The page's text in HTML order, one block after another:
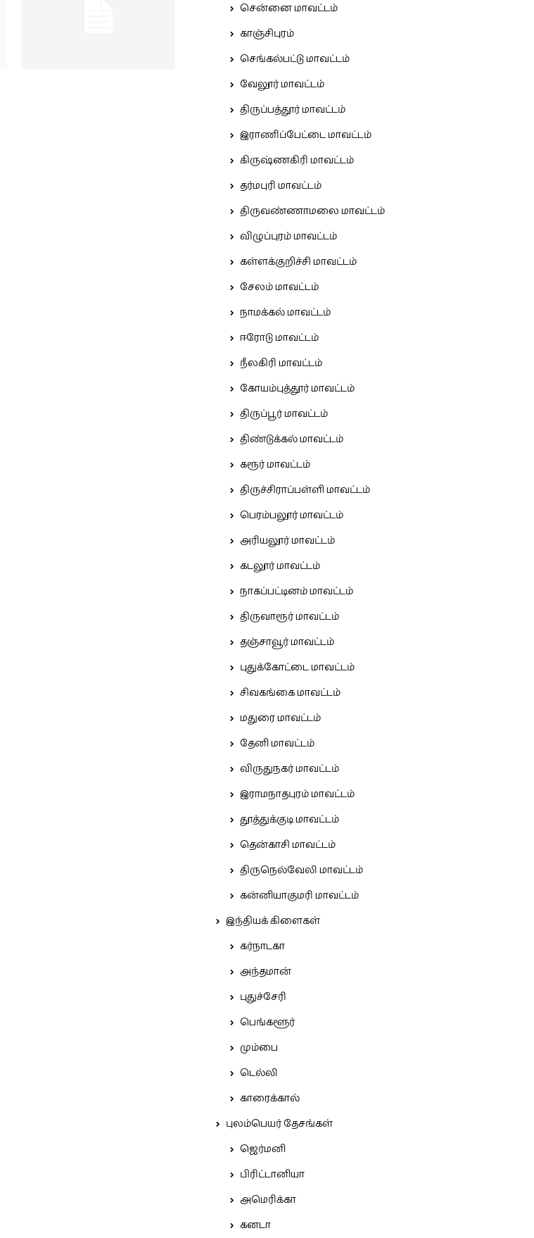
சென்னை மாவட்டம்
காஞ்சிபுரம்
செங்கல்பட்டு மாவட்டம்
வேலூர் மாவட்டம்
திருப்பத்தூர் மாவட்டம்
இராணிப்பேட்டை மாவட்டம்
கிருஷ்ணகிரி மாவட்டம்
தர்மபுரி மாவட்டம்
திருவண்ணாமலை மாவட்டம்
விழுப்புரம் மாவட்டம்
கள்ளக்குறிச்சி மாவட்டம்
சேலம் மாவட்டம்
நாமக்கல் மாவட்டம்
ஈரோடு மாவட்டம்
நீலகிரி மாவட்டம்
கோயம்புத்தூர் மாவட்டம்
திருப்பூர் மாவட்டம்
திண்டுக்கல் மாவட்டம்
கரூர் மாவட்டம்
திருச்சிராப்பள்ளி மாவட்டம்
பெரம்பலூர் மாவட்டம்
அரியலூர் மாவட்டம்
கடலூர் மாவட்டம்
நாகப்பட்டினம் மாவட்டம்
திருவாரூர் மாவட்டம்
தஞ்சாவூர் மாவட்டம்
புதுக்கோட்டை மாவட்டம்
சிவகங்கை மாவட்டம்
மதுரை மாவட்டம்
தேனி மாவட்டம்
விருதுநகர் மாவட்டம்
இராமநாதபுரம் மாவட்டம்
தூத்துக்குடி மாவட்டம்
தென்காசி மாவட்டம்
திருநெல்வேலி மாவட்டம்
கன்னியாகுமரி மாவட்டம்
இந்தியக் கிளைகள்
கர்நாடகா
அந்தமான்
புதுச்சேரி
பெங்களூர்
மும்பை
டெல்லி
காரைக்கால்
புலம்பெயர் தேசங்கள்
ஜெர்மனி
பிரிட்டானியா
அமெரிக்கா
கனடா